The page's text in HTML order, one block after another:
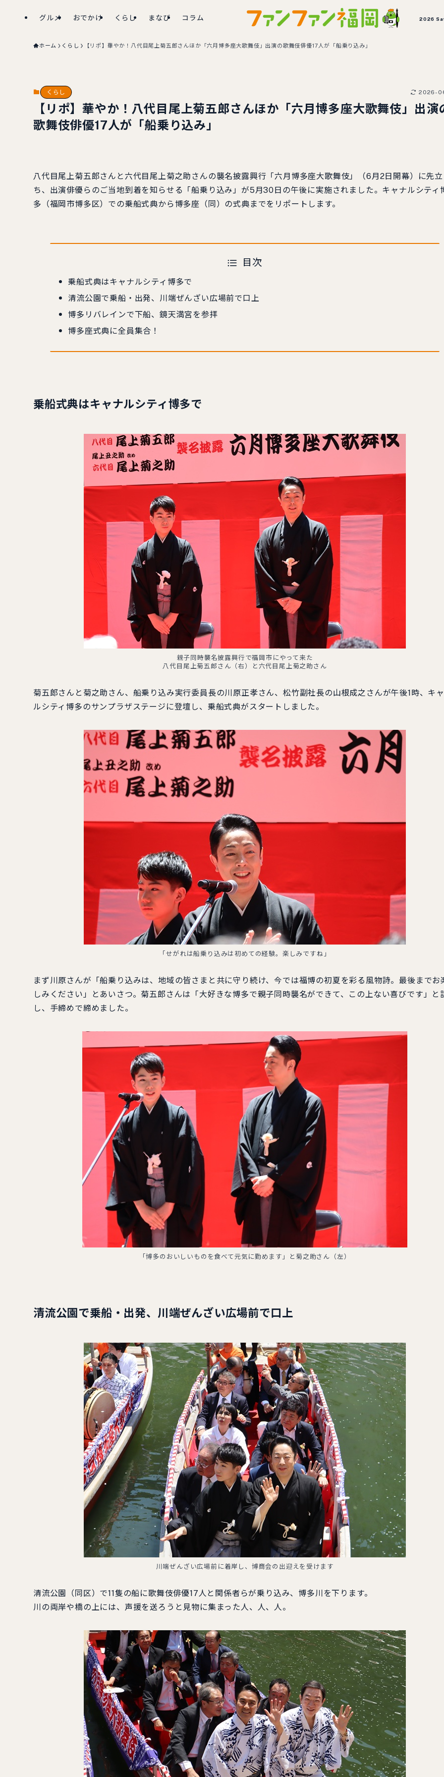
グルメ おでかけ くらし まなび コラム 2026
ホーム くらし 【リポ】華やか！八代目尾上菊五郎さんほか「六月博多座大歌舞伎」出演の歌舞伎俳優17人が「船乗り込み」
くらし 2026-
【リポ】華やか！八代目尾上菊五郎さんほか「六月博多座大歌舞伎」出演
歌舞伎俳優17人が「船乗り込み」
八代目尾上菊五郎さんと六代目尾上菊之助さんの襲名披露興行「六月博多座大歌舞伎」（6月2日開幕）に先立
ち、出演俳優らのご当地到着を知らせる「船乗り込み」が5月30日の午後に実施されました。キャナルシティ
多（福岡市博多区）での乗船式典から博多座（同）の式典までをリポートします。
目次
乗船式典はキャナルシティ博多で
清流公園で乗船・出発、川端ぜんざい広場前で口上
博多リバレインで下船、鏡天満宮を参拝
博多座式典に全員集合！
乗船式典はキャナルシティ博多で
親子同時襲名披露興行で福岡市にやって来た
八代目尾上菊五郎さん（右）と六代目尾上菊之助さん
菊五郎さんと菊之助さん、船乗り込み実行委員長の川原正孝さん、松竹副社長の山根成之さんが午後1時、キ
ルシティ博多のサンプラザステージに登壇し、乗船式典がスタートしました。
「せがれは船乗り込みは初めての経験。楽しみですね」
まず川原さんが「船乗り込みは、地域の皆さまと共に守り続け、今では福博の初夏を彩る風物詩。最後までお
しみください」とあいさつ。菊五郎さんは「大好きな博多で親子同時襲名ができて、この上ない喜びです」と
し、手締めで締めました。
「博多のおいしいものを食べて元気に勤めます」と菊之助さん（左）
清流公園で乗船・出発、川端ぜんざい広場前で口上
川端ぜんざい広場前に着岸し、博商会の出迎えを受けます
清流公園（同区）で11隻の船に歌舞伎俳優17人と関係者らが乗り込み、博多川を下ります。
川の両岸や橋の上には、声援を送ろうと見物に集まった人、人、人。